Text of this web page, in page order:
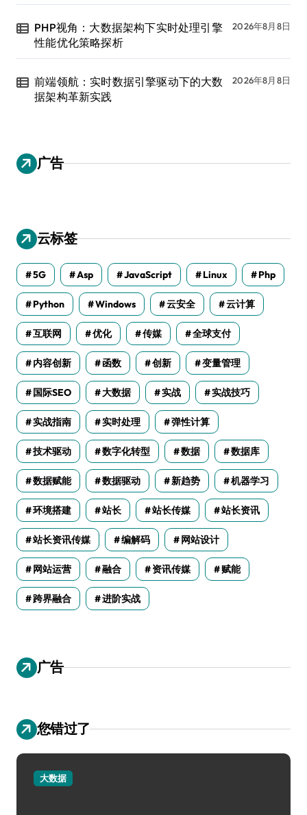
PHP视角：大数据架构下实时处理引擎
性能优化策略探析
2026年8月8日
前端领航：实时数据引擎驱动下的大数
据架构革新实践
2026年8月8日
广告
云标签
5G Asp JavaScript Linux Php
Python Windows 云安全 云计算
互联网 优化 传媒 全球支付
内容创新 函数 创新 变量管理
国际SEO 大数据 实战 实战技巧
实战指南 实时处理 弹性计算
技术驱动 数字化转型 数据 数据库
数据赋能 数据驱动 新趋势 机器学习
环境搭建 站长 站长传媒 站长资讯
站长资讯传媒 编解码 网站设计
网站运营 融合 资讯传媒 赋能
跨界融合 进阶实战
广告
您错过了
大数据